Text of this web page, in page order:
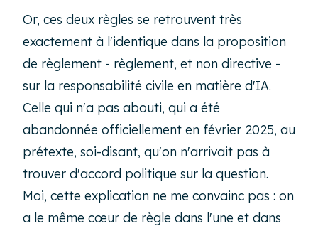
Or, ces deux règles se retrouvent très
exactement à l'identique dans la proposition
de règlement - règlement, et non directive -
sur la responsabilité civile en matière d'IA.
Celle qui n'a pas abouti, qui a été
abandonnée officiellement en février 2025, au
prétexte, soi-disant, qu'on n'arrivait pas à
trouver d'accord politique sur la question.
Moi, cette explication ne me convainc pas : on
a le même cœur de règle dans l'une et dans